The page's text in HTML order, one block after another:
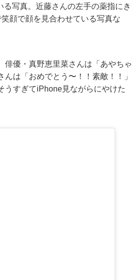
写真。近藤さんの左手の薬指にき
顔で顔を見合わせている写真な
俳優・真野恵里菜さんは「あやちゃ
は「おめでとう〜！！素敵！！」
うすぎてiPhone見ながらにやけた